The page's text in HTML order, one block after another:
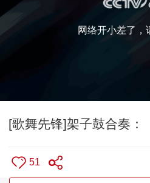
网络开小差了，
[歌舞先锋]架子鼓合奏：
51